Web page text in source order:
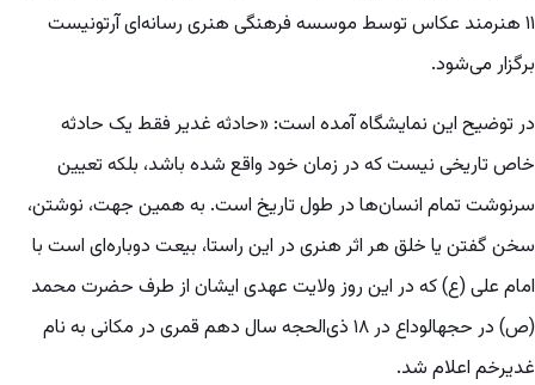
۱۱ هنرمند عکاس توسط موسسه فرهنگی هنری رسانه‌ای آرتونیست
برگزار می‌شود.
در توضیح این نمایشگاه آمده است: «حادثه غدیر فقط یک حادثه
خاص تاریخی نیست که در زمان خود واقع شده باشد، بلکه تعیین
سرنوشت تمام انسان‌ها در طول تاریخ است. به همین جهت، نوشتن،
سخن گفتن یا خلق هر اثر هنری در این راستا، بیعت دوباره‌ای است با
امام علی (ع) که در این روز ولایت عهدی ایشان از طرف حضرت محمد
(ص) در حجهالوداع در ۱۸ ذی‌الحجه سال دهم قمری در مکانی به نام
غدیرخم اعلام شد.